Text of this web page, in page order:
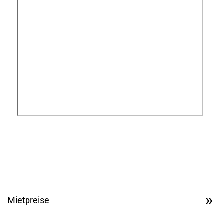
Mietpreise